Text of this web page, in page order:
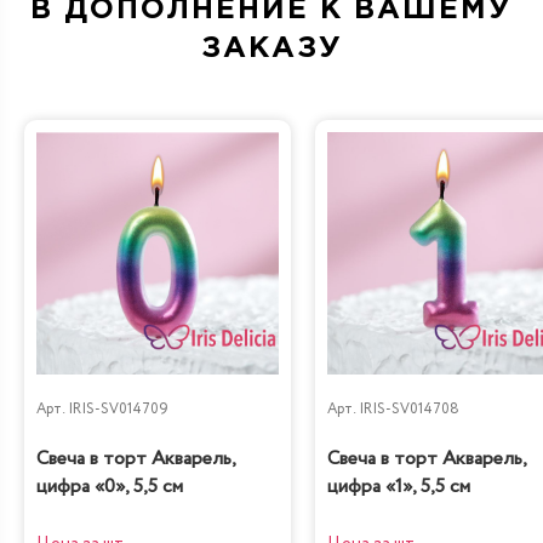
Груша-кофе-
шоколад
Наполеон
Классический
Диетическая с
вишней
Карамель&Шоколад
В ДОПОЛНЕНИЕ К ВАШЕМУ
ЗАКАЗУ
Арт. IRIS-SV014709
Свеча в торт Акварель,
цифра «0», 5,5 см
Арт. IRIS-SV014708
Свеча в торт Акварель,
цифра «1», 5,5 см